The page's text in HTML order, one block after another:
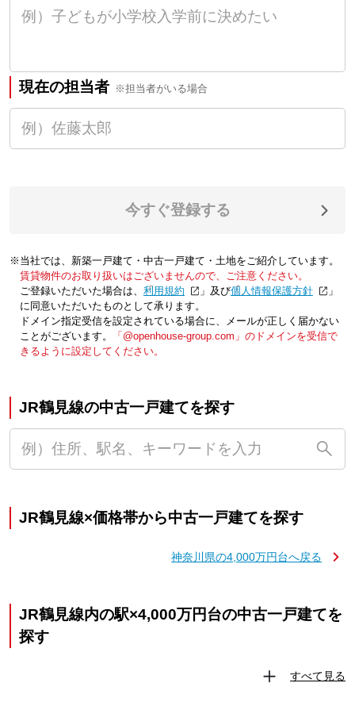
現在の担当者 ※担当者がいる場合
今すぐ登録する
※当社では、新築一戸建て・中古一戸建て・土地をご紹介しています。
賃貸物件のお取り扱いはございませんので、ご注意ください。
ご登録いただいた場合は、「利用規約 」及び「個人情報保護方針
」
に同意いただいたものとして承ります。
ドメイン指定受信を設定されている場合に、メールが正しく届かない
ことがございます。
「@openhouse-group.com」のドメインを受信で
きるように設定してください。
JR鶴見線の中古一戸建てを探す
JR鶴見線×価格帯から中古一戸建てを探す
神奈川県の4,000万円台へ戻る
JR鶴見線内の駅×4,000万円台の中古一戸建てを
探す
すべて見る